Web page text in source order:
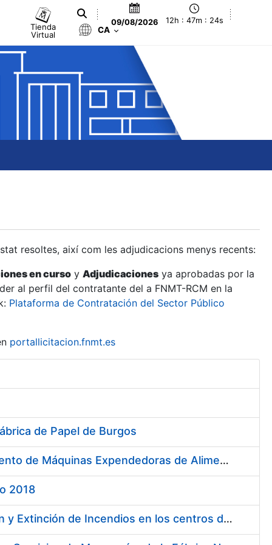
Tienda
Virtual
09/08/2026 12h : 47m : 25s
CA
resoltes, així com les adjudicacions menys recents:
en curso y Adjudicaciones ya aprobadas por la
al perfil del contratante del a FNMT-RCM en la
Plataforma de Contratación del Sector Público
portallicitacion.fnmt.es
de Papel de Burgos
Servicio de Puesta a Disposición, Aprovisionamiento y Mantenimiento de Máquinas Expendedoras de Alimentos Sólidos y Bebidas Calientes y Frías
2018
Contratación del Servicio de Especialistas Técnicos en Prevención y Extinción de Incendios en los centros de la Fábrica Nacional de Moneda y Timbre – Real Casa de la Moneda